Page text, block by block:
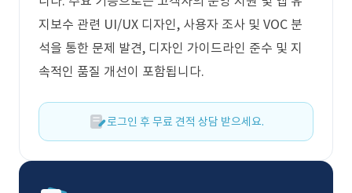
지보수 관련 UI/UX 디자인, 사용자 조사 및 VOC 분
석을 통한 문제 발견, 디자인 가이드라인 준수 및 지
속적인 품질 개선이 포함됩니다.
로그인 후 무료 견적 상담 받으세요.